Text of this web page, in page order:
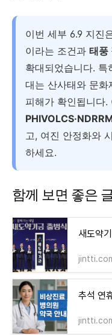
이번 세부 6.9 지진
이라는 조건과 태풍
확대되었습니다. 특
대는 산사태와 문화
피해가 확인됩니다.
고, 여진 안정화와
하세요.
함께 보면 좋은